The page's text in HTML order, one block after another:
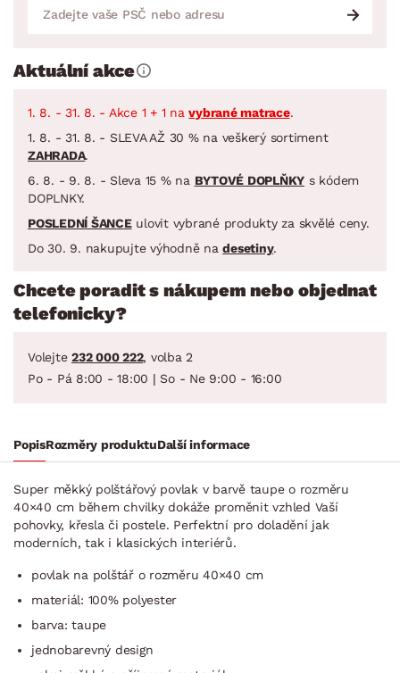
Aktuální akce
1. 8. - 31. 8. - Akce 1 + 1 navybrané matrace.
1. 8. - 31. 8. - SLEVA AŽ 30 % na veškerý sortiment
ZAHRADA.
6. 8. - 9. 8. - Sleva 15 % na BYTOVÉ DOPLŇKY s kódem
DOPLNKY.
POSLEDNÍ ŠANCEulovit vybrané produkty za skvělé ceny.
Do 30. 9. nakupujte výhodně nadesetiny.
Chcete poradit s nákupem nebo objednat
telefonicky?
Volejte 232 000 222, volba 2
Po - Pá 8:00 - 18:00 | So - Ne 9:00 - 16:00
PopisRozměry produktuDalší informace
Super měkký polštářový povlak v barvě taupe o rozměru
40×40 cm během chvilky dokáže proměnit vzhled Vaší
pohovky, křesla či postele. Perfektní pro doladění jak
moderních, tak i klasických interiérů.
povlak na polštář o rozměru 40×40 cm
materiál: 100% polyester
barva: taupe
jednobarevný design